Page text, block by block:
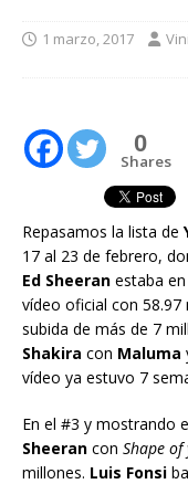
1 marzo, 2017
0
Shares
Repasamos la lista de
17 al 23 de febrero,
Ed Sheeran estaba
vídeo oficial con 58.97
subida de más de 7
Shakira con Maluma
vídeo ya estuvo 7
En el #3 y mostrando
Sheeran con Shape of
millones. Luis Fonsi